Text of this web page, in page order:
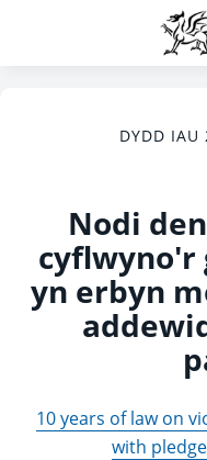
DYDD
Nodi
cyflwyno'r
yn erbyn
10 years of law on
with